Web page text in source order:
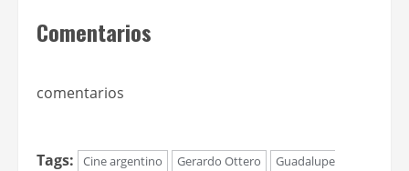
Comentarios
comentarios
Tags: Cine argentino Gerardo Ottero
Guadalupe